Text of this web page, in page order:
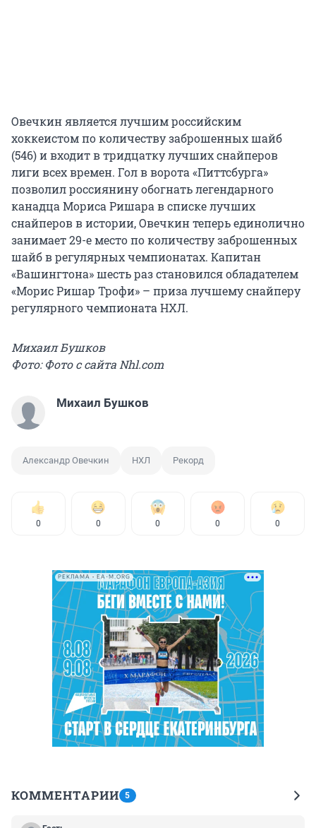
Овечкин является лучшим российским
хоккеистом по количеству заброшенных шайб
(546) и входит в тридцатку лучших снайперов
лиги всех времен. Гол в ворота «Питтсбурга»
позволил россиянину обогнать легендарного
канадца Мориса Ришара в списке лучших
снайперов в истории, Овечкин теперь единолично
занимает 29-е место по количеству заброшенных
шайб в регулярных чемпионатах. Капитан
«Вашингтона» шесть раз становился обладателем
«Морис Ришар Трофи» – приза лучшему снайперу
регулярного чемпионата НХЛ.
Михаил Бушков
Фото: Фото с сайта Nhl.com
Михаил Бушков
Александр Овечкин НХЛ Рекорд
0 0 0 0 0
РЕКЛАМА • EA-M.ORG
КОММЕНТАРИИ 5